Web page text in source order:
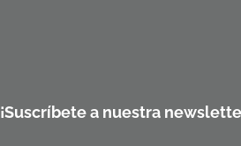
¡Suscríbete a nuestra